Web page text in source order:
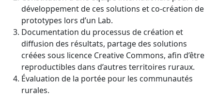
développement de ces solutions et co-création de
prototypes lors d’un Lab.
Documentation du processus de création et
diffusion des résultats, partage des solutions
créées sous licence Creative Commons, afin d’être
reproductibles dans d’autres territoires ruraux.
Évaluation de la portée pour les communautés
rurales.